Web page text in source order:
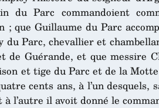
du Parc commandoient
; que Guillaume du Parc
Parc, chevallier et
de Guérande, et que messire
et tige du Parc et de la
cents ans, à l’un
l’autre il avoit donné le